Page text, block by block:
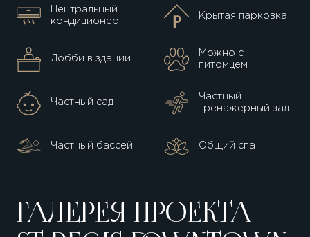
резиденциях их два
достопримечательности Дубая
St. Regis
Residences
SPA-центр
с разнообразными
Центральный
кондиционер
Крытая парковка
Лобби в здании
Можно с
питомцем
Частный сад
Частный
тренажерный зал
Частный бассейн Общий спа
ГАЛЕРЕЯ ПРОЕКТА